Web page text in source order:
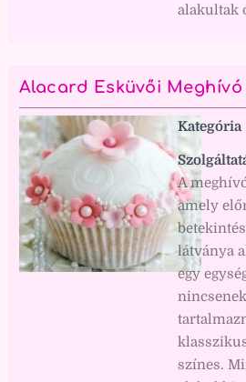
alakultak
Alacard Esküvői Meghívó
Kategória
A
amely
látványa
egy
színes.